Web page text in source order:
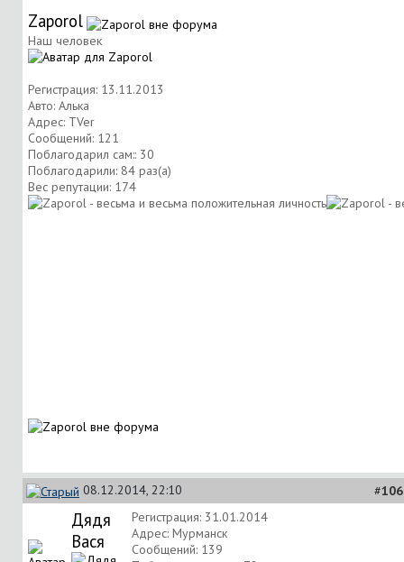
Zaporol
Наш человек
Регистрация: 13.11.2013
Авто: Алька
Адрес: ТVer
Сообщений: 121
Поблагодарил сам:: 30
Поблагодарили: 84 раз(а)
Вес репутации: 174
08.12.2014, 22:10 #
Дядя
Вася
Регистрация: 31.01.2014
Адрес: Мурманск
Сообщений: 139